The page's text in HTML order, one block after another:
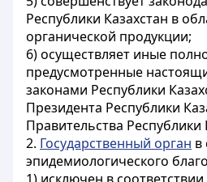
Республики Казахстан в
органической продукции;
6) осуществляет иные
предусмотренные
законами Республики
Президента Республики
Правительства Республики
2. Государственный орган в
эпидемиологического